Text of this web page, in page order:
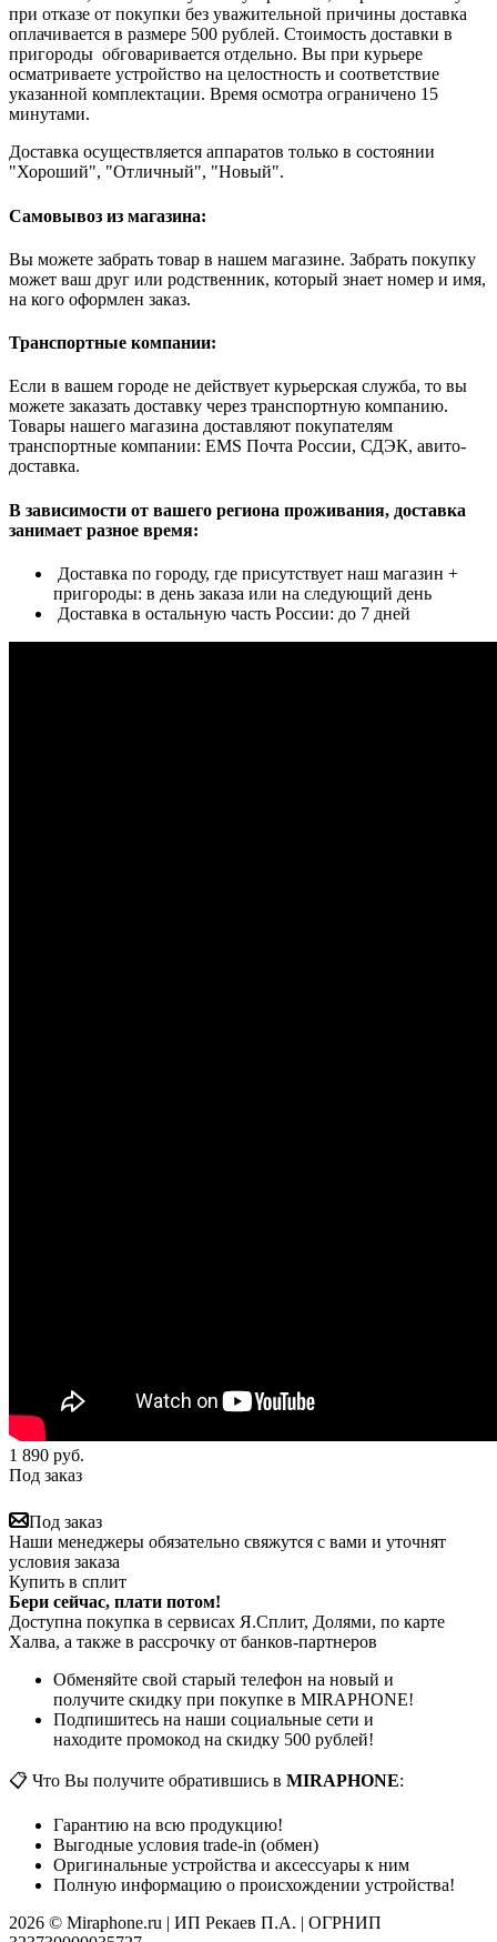
при отказе от покупки без уважительной причины доставка
оплачивается в размере 500 рублей. Стоимость доставки в
пригороды обговаривается отдельно. Вы при курьере
осматриваете устройство на целостность и соответствие
указанной комплектации. Время осмотра ограничено 15
минутами.
Доставка осуществляется аппаратов только в состоянии
"Хороший", "Отличный", "Новый".
Самовывоз из магазина:
Вы можете забрать товар в нашем магазине. Забрать покупку
может ваш друг или родственник, который знает номер и имя,
на кого оформлен заказ.
Транспортные компании:
Если в вашем городе не действует курьерская служба, то вы
можете заказать доставку через транспортную компанию.
Товары нашего магазина доставляют покупателям
транспортные компании: EMS Почта России, СДЭК, авито-
доставка.
В зависимости от вашего региона проживания, доставка
занимает разное время:
Доставка по городу, где присутствует наш магазин +
пригороды: в день заказа или на следующий день
Доставка в остальную часть России: до 7 дней
1 890 руб.
Под заказ
Под заказ
Наши менеджеры обязательно свяжутся с вами и уточнят
условия заказа
Купить в сплит
Бери сейчас, плати потом!
Доступна покупка в сервисах Я.Сплит, Долями, по карте
Халва, а также в рассрочку от банков-партнеров
Обменяйте свой старый телефон на новый и
получите скидку при покупке в MIRAPHONE!
Подпишитесь на наши социальные сети и
находите промокод на скидку 500 рублей!
📋 Что Вы получите обратившись в MIRAPHONE:
Гарантию на всю продукцию!
Выгодные условия trade-in (обмен)
Оригинальные устройства и аксессуары к ним
Полную информацию о происхождении устройства!
2026 © Miraphone.ru | ИП Рекаев П.А. | ОГРНИП